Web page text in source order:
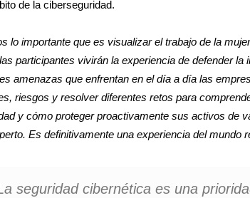
de la ciberseguridad.
lo importante que es visualizar el trabajo de la
participantes vivirán la experiencia de defender la
amenazas que enfrentan en el día a día las
riesgos y resolver diferentes retos para
y cómo proteger proactivamente sus activos de
Es definitivamente una experiencia del mundo
seguridad cibernética es una